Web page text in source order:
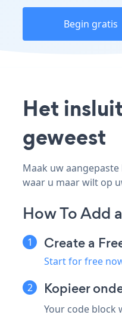
Begin gratis
Het
geweest
Maak uw
waar u maar wilt op
How To Add
Create a
Start for free
Kopieer
Your code block